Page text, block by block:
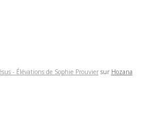
- Élévations de Sophie Prouviersur Hozana